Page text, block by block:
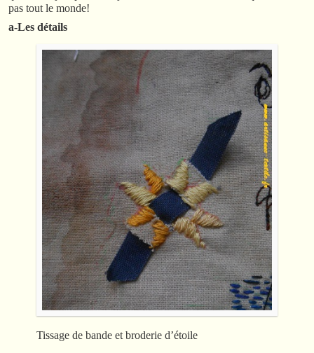
pas tout le monde!
a-Les détails
Tissage de bande et broderie d’étoile